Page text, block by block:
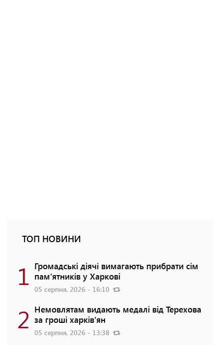
ТОП НОВИНИ
1 Громадські діячі вимагають прибрати сім
пам'ятників у Харкові
05 серпня, 2026 - 16:10
2 Немовлятам видають медалі від Терехова
за гроші харків'ян
05 серпня, 2026 - 13:38